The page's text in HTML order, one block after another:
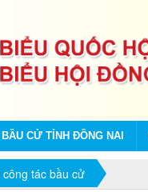
CỬ TỈNH ĐỒNG NAI
tác bầu cử